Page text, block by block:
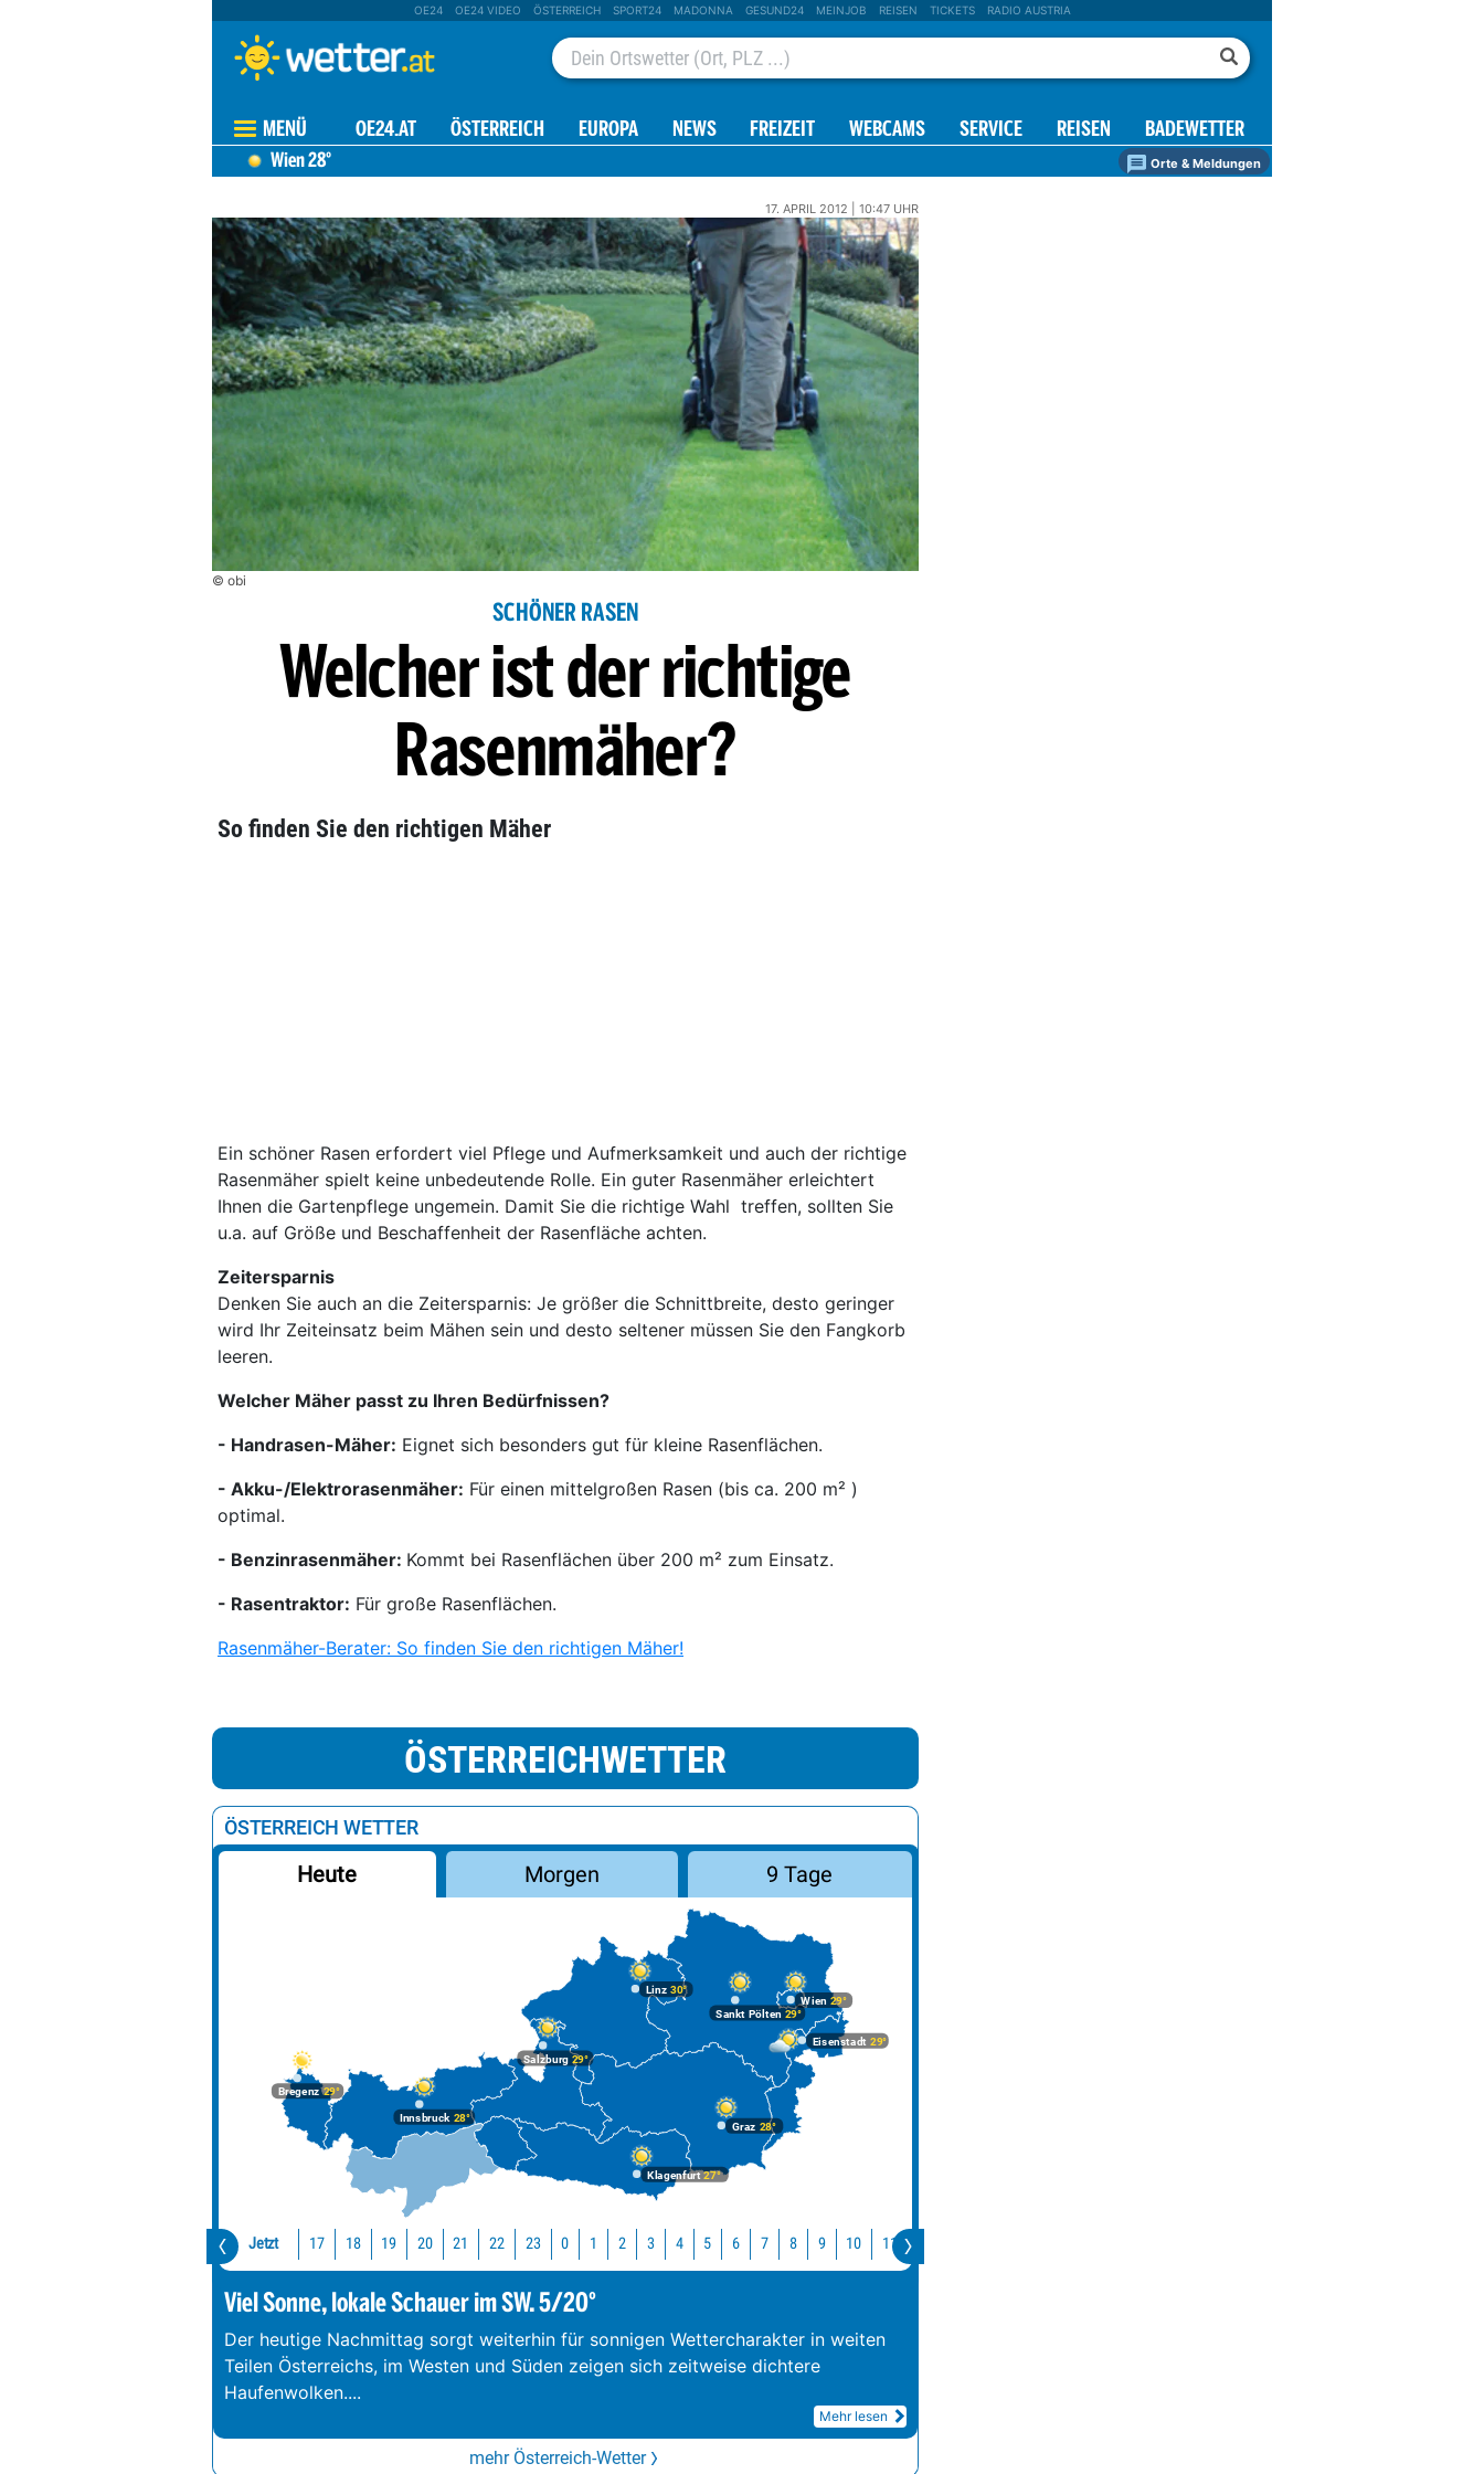
OE24 OE24 VIDEO ÖSTERREICH SPORT24 MADONNA GESUND24 MEINJOB REISEN TICKETS RADIO AUSTRIA
MENÜ OE24.AT ÖSTERREICH EUROPA NEWS FREIZEIT WEBCAMS SERVICE REISEN BADEWETTER
Wien28° Orte & Meldungen
17. APRIL 2012 | 10:47 UHR
© obi
SCHÖNER RASEN
Welcher ist der richtige
Rasenmäher?
So finden Sie den richtigen Mäher
Ein schöner Rasen erfordert viel Pflege und Aufmerksamkeit und auch der richtige
Rasenmäher spielt keine unbedeutende Rolle. Ein guter Rasenmäher erleichtert
Ihnen die Gartenpflege ungemein. Damit Sie die richtige Wahl treffen, sollten Sie
u.a. auf Größe und Beschaffenheit der Rasenfläche achten.
Zeitersparnis
Denken Sie auch an die Zeitersparnis: Je größer die Schnittbreite, desto geringer
wird Ihr Zeiteinsatz beim Mähen sein und desto seltener müssen Sie den Fangkorb
leeren.
Welcher Mäher passt zu Ihren Bedürfnissen?
- Handrasen-Mäher: Eignet sich besonders gut für kleine Rasenflächen.
- Akku-/Elektrorasenmäher: Für einen mittelgroßen Rasen (bis ca. 200 m² )
optimal.
- Benzinrasenmäher: Kommt bei Rasenflächen über 200 m² zum Einsatz.
- Rasentraktor: Für große Rasenflächen.
Rasenmäher-Berater: So finden Sie den richtigen Mäher!
ÖSTERREICHWETTER
ÖSTERREICH WETTER
Heute Morgen 9 Tage
Bregenz29°
Graz 28°
Innsbruck28°
Klagenfurt27°
Linz 30°
Salzburg29°
Wien 29°
Eisenstadt 29°
Sankt Pölten 29°
Jetzt 17 18 19 20 21 22 23 0 1 2 3 4 5 6 7 8 9 10 11
Viel Sonne, lokale Schauer im SW. 5/20°
Der heutige Nachmittag sorgt weiterhin für sonnigen Wettercharakter in weiten
Teilen Österreichs, im Westen und Süden zeigen sich zeitweise dichtere
Haufenwolken....
Mehr lesen
mehr Österreich-Wetter